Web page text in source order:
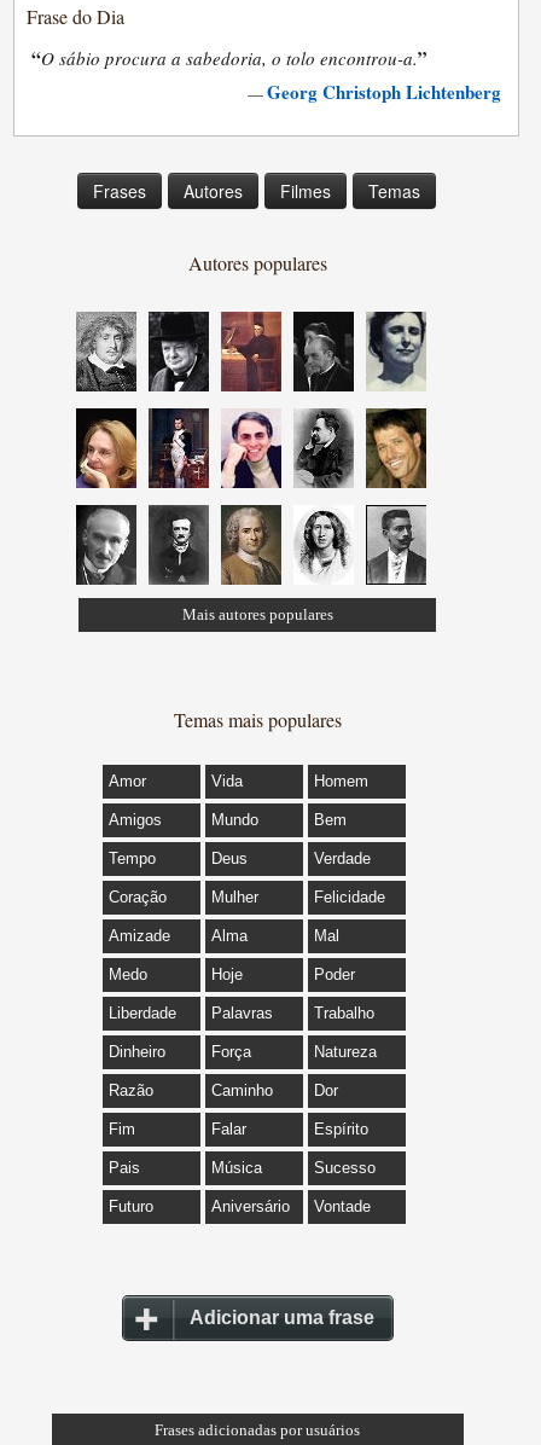
Frase do Dia
“O sábio procura a sabedoria, o tolo encontrou-a.”
—Georg Christoph Lichtenberg
Frases Autores Filmes Temas
Autores populares
Mais autores populares
Temas mais populares
Amor Vida Homem
Amigos Mundo Bem
Tempo Deus Verdade
Coração Mulher Felicidade
Amizade Alma Mal
Medo Hoje Poder
Liberdade Palavras Trabalho
Dinheiro Força Natureza
Razão Caminho Dor
Fim Falar Espírito
Pais Música Sucesso
Futuro Aniversário Vontade
Adicionar uma frase
Frases adicionadas por usuários